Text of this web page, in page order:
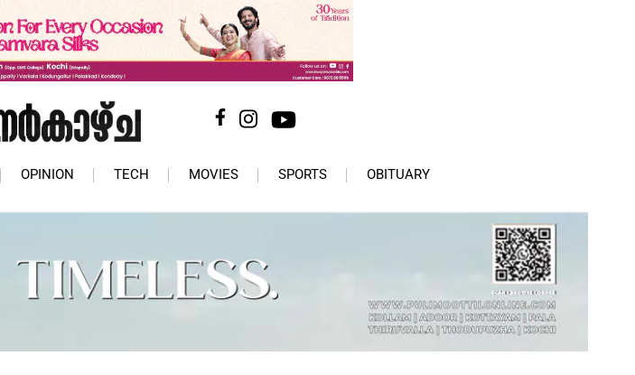
OPINION TECH MOVIES SPORTS OBITUARY